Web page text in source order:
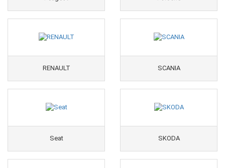
RENAULT SCANIA
Seat SKODA